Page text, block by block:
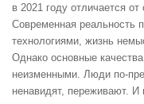
в 2021 году отличается
Современная реальность
технологиями, жизнь
Однако основные
неизменными. Люди по-
ненавидят, переживают. И